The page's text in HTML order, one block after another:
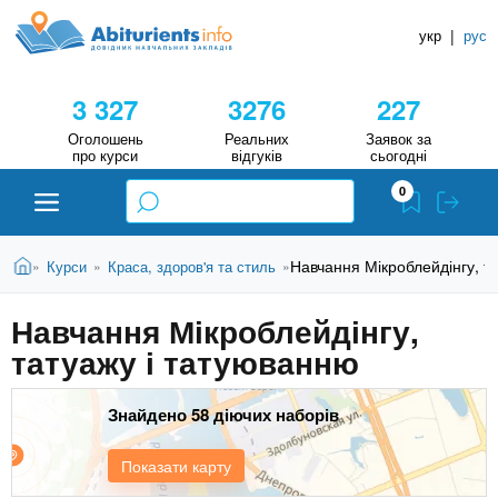
д
A
i
t
u
r
i
e
о
н
к
Н
в
ч
а
ь
3 327
Оголошень
про курси
3276
Реальних
відгуків
227
Заявок за
сьогодні
укр | рус
Абітурієнту
ЗВО (ВНЗ)
Коледжі
Курси
0
В
т
у
т
Головна
» Курси » Краса, здоров'я та стиль »Навчання Мікроблейдінгу,
Навчання Мікроблейдінгу,
татуажу і татуюванню
Показати карту
Знайдено 58 діючих наборів